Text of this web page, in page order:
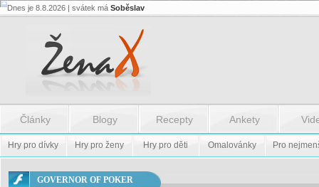
Flash.nazev
Flash.nazev
Dnes je 8.8.2026 | svátek má Soběslav
Články Blogy Recepty Ankety
Hry pro dívky Hry pro ženy Hry pro děti Omalovánky Pro
GOVERNOR OF POKER